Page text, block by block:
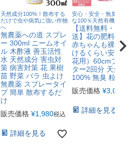
天然成分100%！散布する
だけで虫や病気に強い作物
へ
無農薬への道 スプレ
ー 300ml ニームオイ
ル 木酢液 善玉活性
水 天然成分 害虫対
策 病害対策 花 果樹
苗 野菜 バラ 虫よけ
無農薬 スプレータイ
プ 簡単 散布するだ
け
販売価格 ¥1,980税込
詳細を見る
安心・安全・無臭！高品
な100％天然有機肥料
【送料無料・全国
送】花の肥料 300g
赤ちゃんも裸足 で
けるくらい安全 （
花用）60cmプラン
ター2回分 天然有機
100% 無臭 粒状
販売価格 ¥3,080
詳細を見る